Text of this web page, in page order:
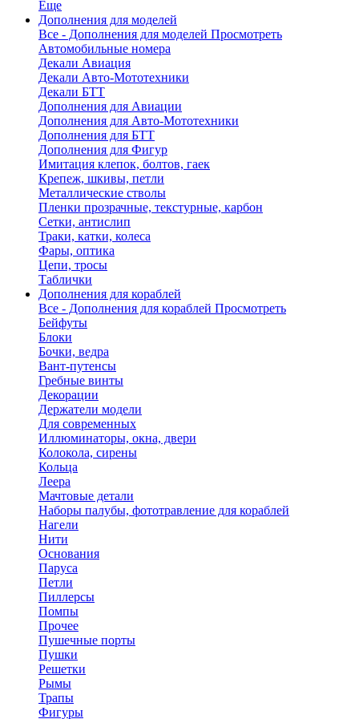
Еще
Дополнения для моделей
Все - Дополнения для моделей Просмотреть
Автомобильные номера
Декали Авиация
Декали Авто-Мототехники
Декали БТТ
Дополнения для Авиации
Дополнения для Авто-Мототехники
Дополнения для БТТ
Дополнения для Фигур
Имитация клепок, болтов, гаек
Крепеж, шкивы, петли
Металлические стволы
Пленки прозрачные, текстурные, карбон
Сетки, антислип
Траки, катки, колеса
Фары, оптика
Цепи, тросы
Таблички
Дополнения для кораблей
Все - Дополнения для кораблей Просмотреть
Бейфуты
Блоки
Бочки, ведра
Вант-путенсы
Гребные винты
Декорации
Держатели модели
Для современных
Иллюминаторы, окна, двери
Колокола, сирены
Кольца
Леера
Мачтовые детали
Наборы палубы, фототравление для кораблей
Нагели
Нити
Основания
Паруса
Петли
Пиллерсы
Помпы
Прочее
Пушечные порты
Пушки
Решетки
Рымы
Трапы
Фигуры